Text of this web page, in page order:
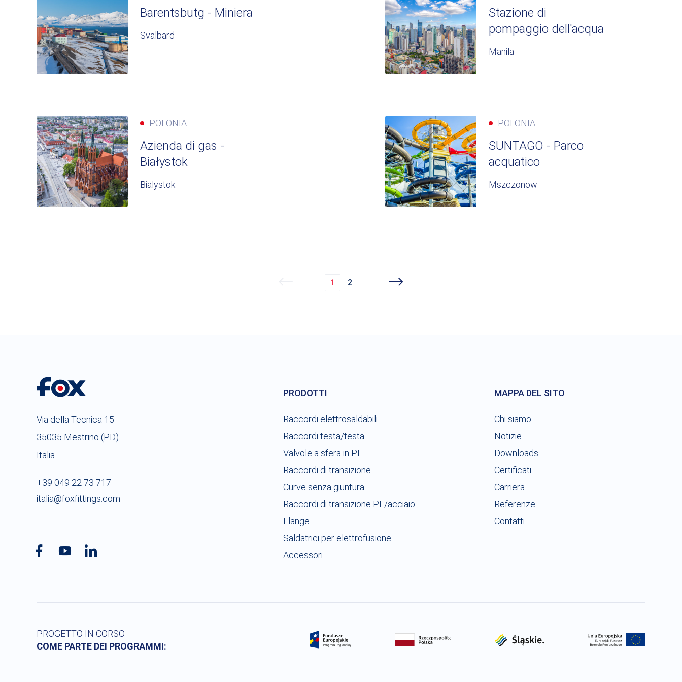
Barentsbutg - Miniera
Svalbard
Stazione di
pompaggio dell'acqua
Manila
POLONIA
Azienda di gas -
Białystok
Bialystok
POLONIA
SUNTAGO - Parco
acquatico
Mszczonow
1 2
Via della Tecnica 15
35035 Mestrino (PD)
Italia
+39 049 22 73 717
italia@foxfittings.com
PRODOTTI
Raccordi elettrosaldabili
Raccordi testa/testa
Valvole a sfera in PE
Raccordi di transizione
Curve senza giuntura
Raccordi di transizione PE/acciaio
Flange
Saldatrici per elettrofusione
Accessori
MAPPA DEL SITO
Chi siamo
Notizie
Downloads
Certificati
Carriera
Referenze
Contatti
PROGETTO IN CORSO
COME PARTE DEI PROGRAMMI: